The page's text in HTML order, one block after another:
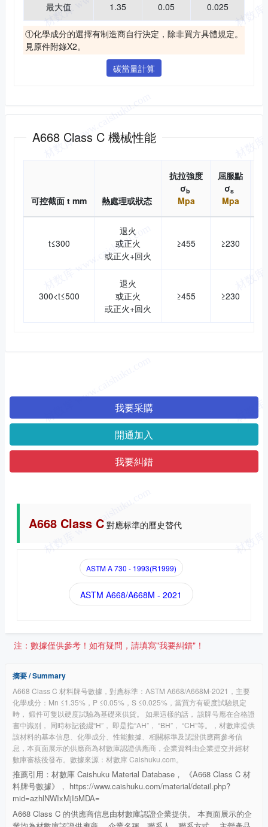
最大值 1.35 0.05 0.025
①化學成分的選擇有制造商自行決定，除非買方具體規定。
見原件附錄X2。
碳當量計算
A668 Class C 機械性能
可控截面 t mm 熱處理或狀态
抗拉強度
σb
Mpa
屈服點
σs
Mpa
t≤300
退火
或正火
或正火+回火
≥455 ≥230
300<t≤500
退火
或正火
或正火+回火
≥455 ≥230
我要采購
開通加入
我要糾錯
A668 Class C 對應标準的曆史替代
ASTM A 730 - 1993(R1999)
ASTM A668/A668M - 2021
注：數據僅供參考！如有疑問，請填寫"我要糾錯"！
摘要 / Summary
A668 Class C 材料牌号數據，對應标準：ASTM A668/A668M-2021，主要
化學成分：Mn ≤1.35%，P ≤0.05%，S ≤0.025%，當買方有硬度試驗規定
時， 鍛件可隻以硬度試驗為基礎來供貨。 如果這樣的話， 該牌号應在合格證
書中識别， 同時标記後綴“H”， 即是指“AH”， “BH”， “CH”等。，材數庫提供
該材料的基本信息、化學成分、性能數據、相關标準及認證供應商參考信
息，本頁面展示的供應商為材數庫認證供應商，企業資料由企業提交并經材
數庫審核後發布。數據來源：材數庫 Caishuku.com。
推薦引用：材數庫 Caishuku Material Database， 《A668 Class C 材
料牌号數據》， https://www.caishuku.com/material/detail.php?
mid=azhlNWIxMjI5MDA=
A668 Class C 的供應商信息由材數庫認證企業提供。 本頁面展示的企